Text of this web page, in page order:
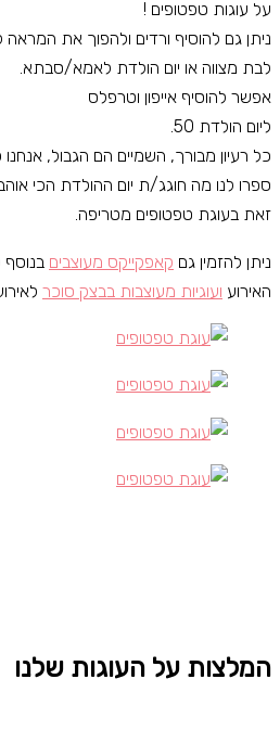
על עוגות טפטופים !
ניתן גם להוסיף ורדים ולהפוך את המראה
לבת מצווה או יום הולדת לאמא/סבתא.
אפשר להוסיף אייפון וטרפלס
ליום הולדת 50.
כל רעיון מבורך, השמיים הם הגבול,
ספרו לנו מה חוגג/ת יום ההולדת הכי
זאת בעוגת טפטופים מטריפה.
ניתן להזמין גם קאפקייקס מעוצבים בנוסף
האירוע ועוגיות מעוצבות בבצק סוכר
המלצות על העוגות שלנו